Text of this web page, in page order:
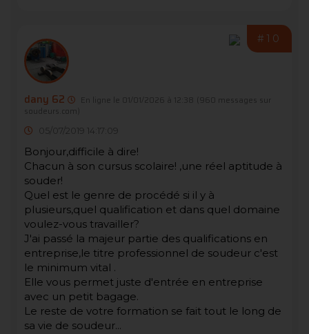
#10
dany 62 En ligne le 01/01/2026 à 12:38
(960 messages sur
soudeurs.com)
05/07/2019 14:17:09
Bonjour,difficile à dire!
Chacun à son cursus scolaire! ,une réel aptitude à
souder!
Quel est le genre de procédé si il y à
plusieurs,quel qualification et dans quel domaine
voulez-vous travailler?
J'ai passé la majeur partie des qualifications en
entreprise,le titre professionnel de soudeur c'est
le minimum vital .
Elle vous permet juste d'entrée en entreprise
avec un petit bagage.
Le reste de votre formation se fait tout le long de
sa vie de soudeur...